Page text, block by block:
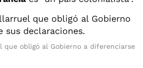
que obligó al Gobierno a diferenciarse